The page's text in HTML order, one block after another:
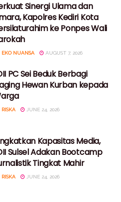
Sinergi Ulama dan
Kapolres Kediri Kota
ke Ponpes Wali
EKO NUANSA AUGUST 7, 2026
PC Sei Beduk Berbagi
Hewan Kurban kepada
RISKA JUNE 24, 2026
Kapasitas Media,
Sulsel Adakan Bootcamp
Tingkat Mahir
RISKA JUNE 24, 2026